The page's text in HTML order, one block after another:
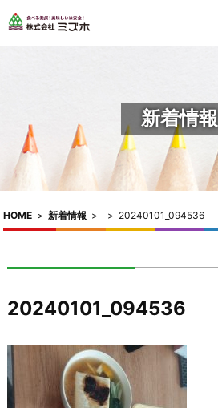
新着情報
HOME > 新着情報 > > 20240101_094536
20240101_094536